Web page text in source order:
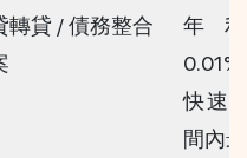
轉貸 / 債務整合
年
快速
間內